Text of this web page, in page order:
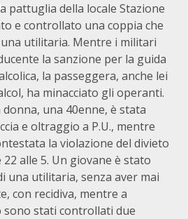
pattuglia della locale Stazione
e controllato una coppia che
utilitaria. Mentre i militari
la sanzione per la guida
la passeggera, anche lei
ha minacciato gli operanti.
una 40enne, è stata
e oltraggio a P.U., mentre
la violazione del divieto
alle 5. Un giovane è stato
una utilitaria, senza aver mai
con recidiva, mentre a
stati controllati due